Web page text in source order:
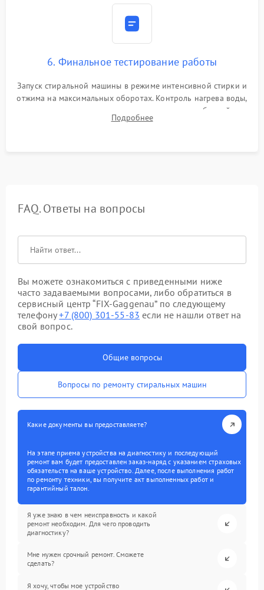
6. Финальное тестирование работы
Запуск стиральной машины в режиме интенсивной стирки и
отжима на максимальных оборотах. Контроль нагрева воды,
корректности слива, отсутствия излишних вибраций,
посторонних стуков и протечек под корпусом.
Подробнее
FAQ. Ответы на вопросы
Вы можете ознакомиться с приведенными ниже
часто задаваемыми вопросами, либо обратиться в
сервисный центр “FIX-Gaggenau” по следующему
телефону+7 (800) 301-55-83 если не нашли ответ на
свой вопрос.
Общие вопросы
Вопросы по ремонту стиральных машин
Какие документы вы предоставляете?
На этапе приема устройства на диагностику и последующий
ремонт вам будет предоставлен заказ-наряд с указанием страховых
обязательств на ваше устройство. Далее, после выполнения работ
по ремонту техники, вы получите акт выполненных работ и
гарантийный талон.
Я уже знаю в чем неисправность и какой
ремонт необходим. Для чего проводить
диагностику?
Мне нужен срочный ремонт. Сможете
сделать?
Я хочу, чтобы мое устройство